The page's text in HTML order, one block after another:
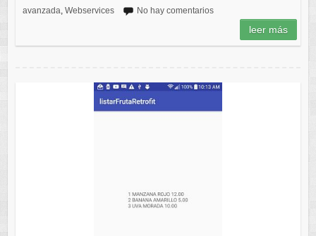
avanzada, Webservices No hay comentarios
leer más